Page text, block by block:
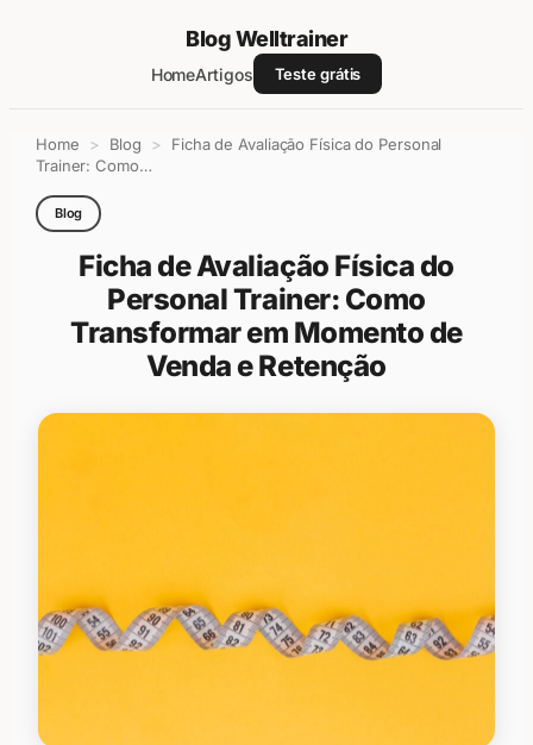
Blog Welltrainer
HomeArtigos Teste grátis
para
conteúdo
Home > Blog >
Ficha de Avaliação Física do Personal
Trainer: Como…
Blog
Ficha de Avaliação Física do
Personal Trainer: Como
Transformar em Momento de
Venda e Retenção